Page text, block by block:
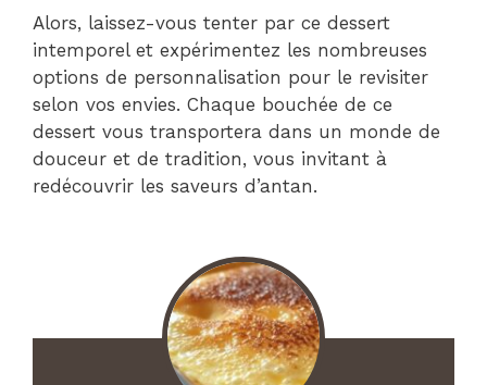
Alors, laissez-vous tenter par ce dessert
intemporel et expérimentez les nombreuses
options de personnalisation pour le revisiter
selon vos envies. Chaque bouchée de ce
dessert vous transportera dans un monde de
douceur et de tradition, vous invitant à
redécouvrir les saveurs d’antan.